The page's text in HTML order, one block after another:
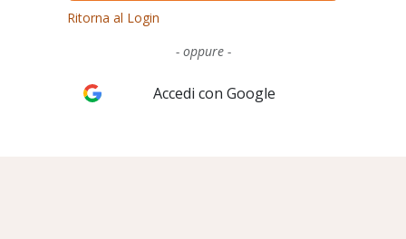
Ritorna al Login
- oppure -
Accedi con Google